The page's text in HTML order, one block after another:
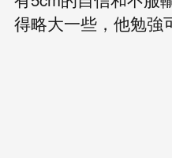
得略大一些，他勉強